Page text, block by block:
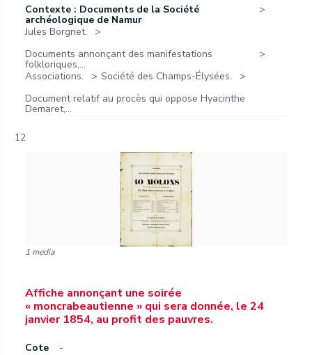
Contexte : Documents de la Société
archéologique de Namur
Jules Borgnet.
Documents annonçant des manifestations
folkloriques,...
Associations.
Société des Champs-Élysées.
Document relatif au procès qui oppose Hyacinthe
Demaret,...
12
1 media
Affiche annonçant une soirée
« moncrabeautienne » qui sera donnée, le 24
janvier 1854, au profit des pauvres.
Cote
-